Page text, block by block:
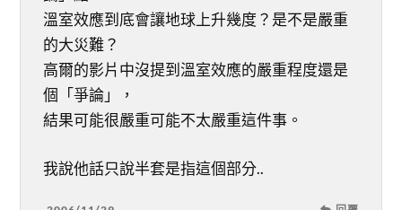
溫室效應到底會讓地球上升幾度？是不是嚴重
的大災難？
高爾的影片中沒提到溫室效應的嚴重程度還是
個「爭論」，
結果可能很嚴重可能不太嚴重這件事。
我說他話只說半套是指這個部分..